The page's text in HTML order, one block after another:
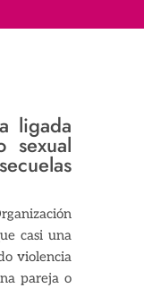
ligada
sexual
casi una
violencia
pareja o